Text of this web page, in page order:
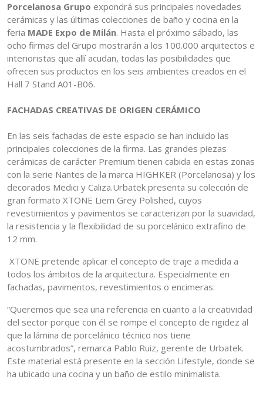
Porcelanosa Grupo expondrá sus principales novedades
cerámicas y las últimas colecciones de baño y cocina en la
feria MADE Expo de Milán. Hasta el próximo sábado, las
ocho firmas del Grupo mostrarán a los 100.000 arquitectos e
interioristas que allí acudan, todas las posibilidades que
ofrecen sus productos en los seis ambientes creados en el
Hall 7 Stand A01-B06.
FACHADAS CREATIVAS DE ORIGEN CERÁMICO
En las seis fachadas de este espacio se han incluido las
principales colecciones de la firma. Las grandes piezas
cerámicas de carácter Premium tienen cabida en estas zonas
con la serie Nantes de la marca HIGHKER (Porcelanosa) y los
decorados Medici y Caliza.Urbatek presenta su colección de
gran formato XTONE Liem Grey Polished, cuyos
revestimientos y pavimentos se caracterizan por la suavidad,
la resistencia y la flexibilidad de su porcelánico extrafino de
12 mm.
XTONE pretende aplicar el concepto de traje a medida a
todos los ámbitos de la arquitectura. Especialmente en
fachadas, pavimentos, revestimientos o encimeras.
“Queremos que sea una referencia en cuanto a la creatividad
del sector porque con él se rompe el concepto de rigidez al
que la lámina de porcelánico técnico nos tiene
acostumbrados”, remarca Pablo Ruiz, gerente de Urbatek.
Este material está presente en la sección Lifestyle, donde se
ha ubicado una cocina y un baño de estilo minimalista.